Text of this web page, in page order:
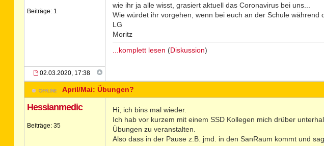
Beiträge: 1
02.03.2020, 17:38
wie ihr ja alle wisst, grasiert aktuell das Coronavirus bei uns...
Wie würdet ihr vorgehen, wenn bei euch an der Schule während
LG
Moritz
...komplett lesen (Diskussion)
April/Mai: Übungen?
Hessianmedic
Beiträge: 35
Hi, ich bins mal wieder.
Ich hab vor kurzem mit einem SSD Kollegen mich drüber
Übungen zu veranstalten.
Also dass in der Pause z.B. jmd. in den SanRaum kommt und